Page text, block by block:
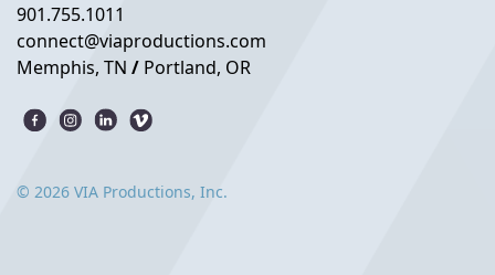
901.755.1011
connect@viaproductions.com
Memphis, TN / Portland, OR
© 2026 VIA Productions, Inc.